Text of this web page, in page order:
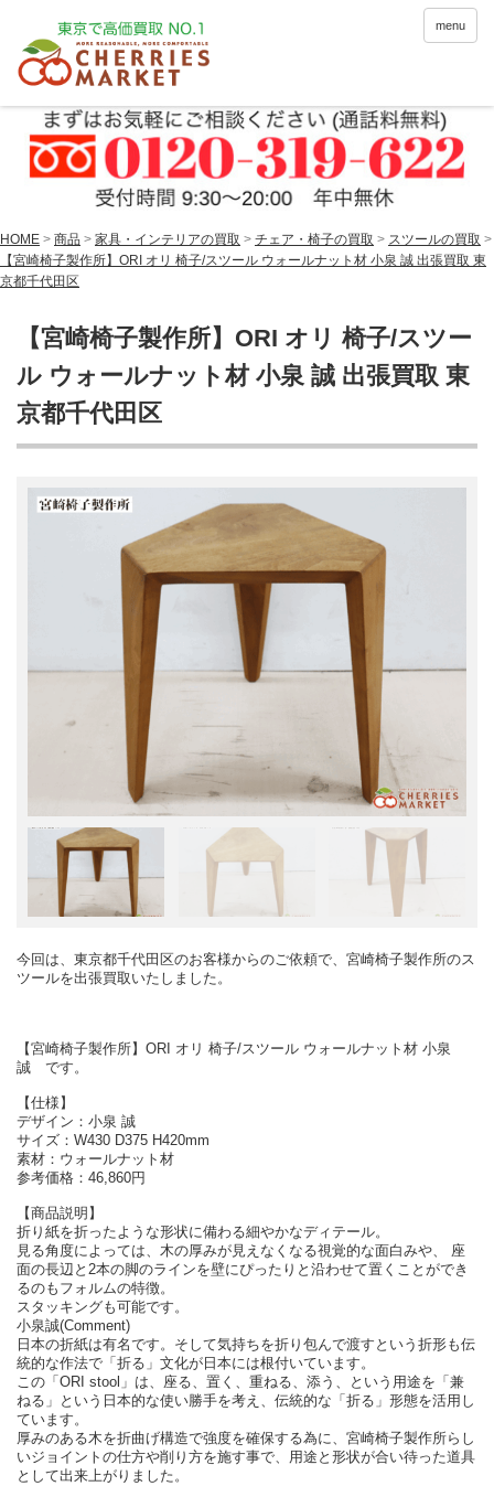
menu
HOME > 商品 > 家具・インテリアの買取 > チェア・椅子の買取 > スツールの買取 >
【宮崎椅子製作所】ORI オリ 椅子/スツール ウォールナット材 小泉 誠 出張買取 東
京都千代田区
【宮崎椅子製作所】ORI オリ 椅子/スツー
ル ウォールナット材 小泉 誠 出張買取 東
京都千代田区
今回は、東京都千代田区のお客様からのご依頼で、宮崎椅子製作所のス
ツールを出張買取いたしました。
【宮崎椅子製作所】ORI オリ 椅子/スツール ウォールナット材 小泉
誠 です。
【仕様】
デザイン：小泉 誠
サイズ：W430 D375 H420mm
素材：ウォールナット材
参考価格：46,860円
【商品説明】
折り紙を折ったような形状に備わる細やかなディテール。
見る角度によっては、木の厚みが見えなくなる視覚的な面白みや、 座
面の長辺と2本の脚のラインを壁にぴったりと沿わせて置くことができ
るのもフォルムの特徴。
スタッキングも可能です。
小泉誠(Comment)
日本の折紙は有名です。そして気持ちを折り包んで渡すという折形も伝
統的な作法で「折る」文化が日本には根付いています。
この「ORI stool」は、座る、置く、重ねる、添う、という用途を「兼
ねる」という日本的な使い勝手を考え、伝統的な「折る」形態を活用し
ています。
厚みのある木を折曲げ構造で強度を確保する為に、宮崎椅子製作所らし
いジョイントの仕方や削り方を施す事で、用途と形状が合い待った道具
として出来上がりました。